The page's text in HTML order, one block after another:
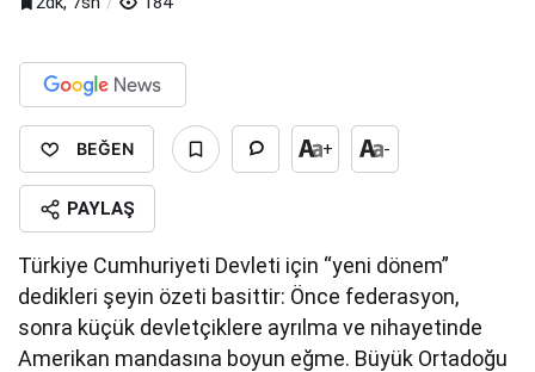
BEĞEN + -
PAYLAŞ
Türkiye Cumhuriyeti Devleti için “yeni dönem”
dedikleri şeyin özeti basittir: Önce federasyon,
sonra küçük devletçiklere ayrılma ve nihayetinde
Amerikan mandasına boyun eğme. Büyük Ortadoğu